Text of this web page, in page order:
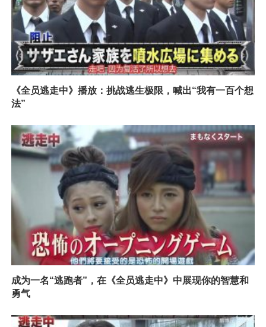
《全员逃走中》播放：挑战逃生极限，喊出“我有一百个想
法”
成为一名“逃跑者”，在《全员逃走中》中展现你的智慧和
勇气